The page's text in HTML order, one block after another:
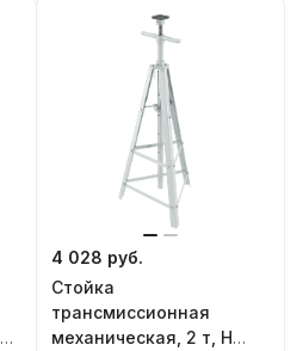
4 028 руб.
Стойка
трансмиссионная
механическая, 2 т, H